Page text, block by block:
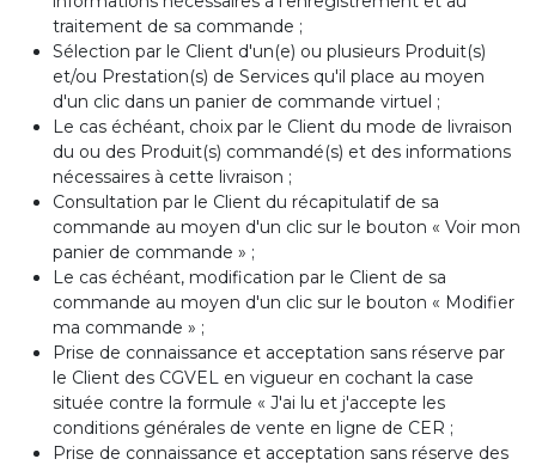
traitement de sa commande ;
Sélection par le Client d'un(e) ou plusieurs Produit(s)
et/ou Prestation(s) de Services qu'il place au moyen
d'un clic dans un panier de commande virtuel ;
Le cas échéant, choix par le Client du mode de livraison
du ou des Produit(s) commandé(s) et des informations
nécessaires à cette livraison ;
Consultation par le Client du récapitulatif de sa
commande au moyen d'un clic sur le bouton « Voir mon
panier de commande » ;
Le cas échéant, modification par le Client de sa
commande au moyen d'un clic sur le bouton « Modifier
ma commande » ;
Prise de connaissance et acceptation sans réserve par
le Client des CGVEL en vigueur en cochant la case
située contre la formule « J'ai lu et j'accepte les
conditions générales de vente en ligne de CER ;
Prise de connaissance et acceptation sans réserve des